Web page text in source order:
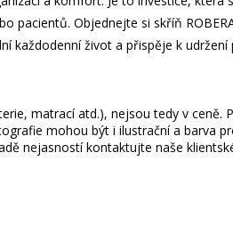
pacientů. Objednejte si skříň
každodenní život a přispěje k
matrací atd.), nejsou tedy v ceně.
mohou být i ilustrační a barva
nejasností kontaktujte naše